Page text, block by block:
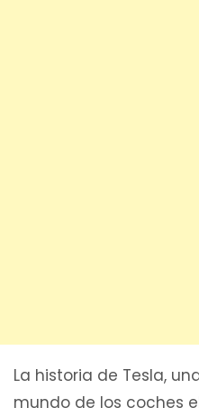
La historia de Tesla,
mundo de los coches